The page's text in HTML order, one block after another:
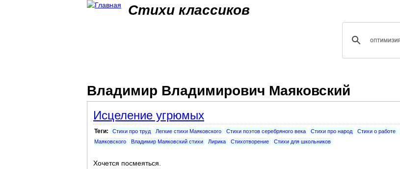
Стихи классиков
Владимир Владимирович Маяковский
Исцеление угрюмых
Теги: Стихи про труд Легкие стихи Маяковского Стихи поэтов серебряного века Стихи про народ Стихи о работе
Маяковского
Владимир Маяковский стихи Лирика Стихотворение Стихи для школьников
Хочется посмеяться.